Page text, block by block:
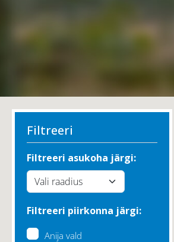
Filtreeri
Filtreeri asukoha järgi:
Filtreeri piirkonna järgi:
Anija vald